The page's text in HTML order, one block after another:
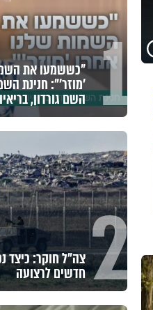
1 מזוזות, ציציות
המיזם שיביא
חיילי צה"ל
2 לזיווגים, שלום
העולמי של ט"ו